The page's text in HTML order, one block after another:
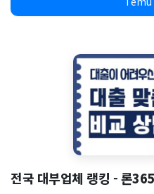
전국 대부업체 랭킹 - 론365